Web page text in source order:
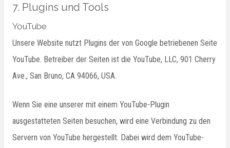
7. Plugins und Tools
YouTube
Unsere Website nutzt Plugins der von Google betriebenen Seite
YouTube. Betreiber der Seiten ist die YouTube, LLC, 901 Cherry
Ave., San Bruno, CA 94066, USA.
Wenn Sie eine unserer mit einem YouTube-Plugin
ausgestatteten Seiten besuchen, wird eine Verbindung zu den
Servern von YouTube hergestellt. Dabei wird dem YouTube-